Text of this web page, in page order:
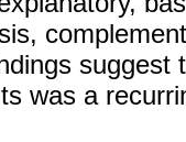
suggest
was a